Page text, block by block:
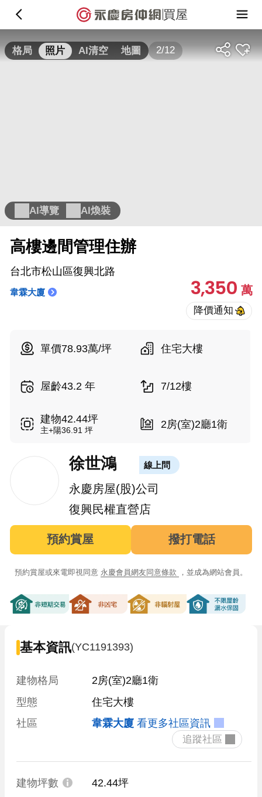
買屋
格局 照片 AI清空 地圖 2/12
AI導覽 AI煥裝
高樓邊間管理住辦
台北市松山區復興北路
韋霖大廈 3,350萬
單價78.93萬/坪 住宅大樓
屋齡43.2 年 7/12樓
建物42.44坪
主+陽36.91 坪 2房(室)2廳1衛
徐世鴻 線上問
永慶房屋(股)公司
復興民權直營店
預約賞屋 撥打電話
預約賞屋或來電即視同意 永慶會員網友同意條款 ，並成為網站會員。
基本資訊(YC1191393)
建物格局
2房(室)2廳1衛
型態
住宅大樓
社區
韋霖大廈 看更多社區資訊
建物坪數
42.44坪